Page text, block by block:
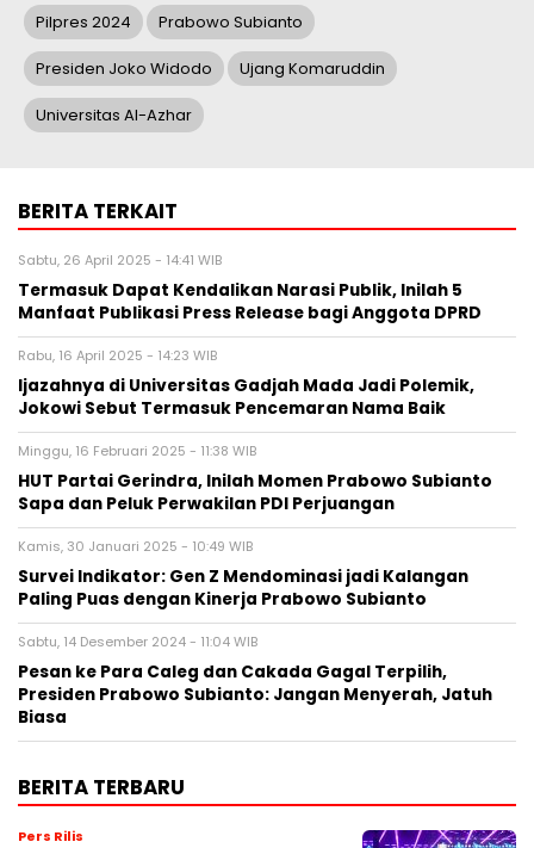
Pilpres 2024 Prabowo Subianto
Presiden Joko Widodo Ujang Komaruddin
Universitas Al-Azhar
BERITA TERKAIT
Sabtu, 26 April 2025 - 14:41 WIB
Termasuk Dapat Kendalikan Narasi Publik, Inilah 5
Manfaat Publikasi Press Release bagi Anggota DPRD
Rabu, 16 April 2025 - 14:23 WIB
Ijazahnya di Universitas Gadjah Mada Jadi Polemik,
Jokowi Sebut Termasuk Pencemaran Nama Baik
Minggu, 16 Februari 2025 - 11:38 WIB
HUT Partai Gerindra, Inilah Momen Prabowo Subianto
Sapa dan Peluk Perwakilan PDI Perjuangan
Kamis, 30 Januari 2025 - 10:49 WIB
Survei Indikator: Gen Z Mendominasi jadi Kalangan
Paling Puas dengan Kinerja Prabowo Subianto
Sabtu, 14 Desember 2024 - 11:04 WIB
Pesan ke Para Caleg dan Cakada Gagal Terpilih,
Presiden Prabowo Subianto: Jangan Menyerah, Jatuh
Biasa
BERITA TERBARU
Pers Rilis